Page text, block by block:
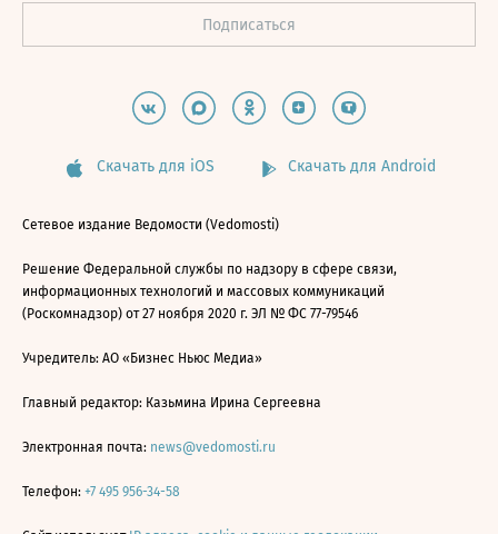
Скачать для iOS Скачать для Android
Сетевое издание Ведомости (Vedomosti)
Решение Федеральной службы по надзору в сфере связи,
информационных технологий и массовых коммуникаций
(Роскомнадзор) от 27 ноября 2020 г. ЭЛ № ФС 77-79546
Учредитель: АО «Бизнес Ньюс Медиа»
Главный редактор: Казьмина Ирина Сергеевна
Электронная почта: news@vedomosti.ru
Телефон: +7 495 956-34-58